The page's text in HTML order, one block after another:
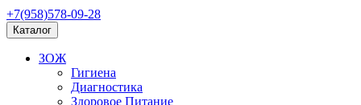
+7(958)578-09-28
Каталог
ЗОЖ
Гигиена
Диагностика
Здоровое Питание